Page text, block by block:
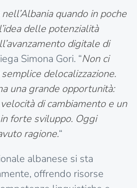
quando in poche
delle potenzialità
digitale di
Simona Gori. “Non ci
delocalizzazione.
una grande opportunità:
di cambiamento e un
forte sviluppo. Oggi
ragione.“
albanese si sta
offrendo risorse